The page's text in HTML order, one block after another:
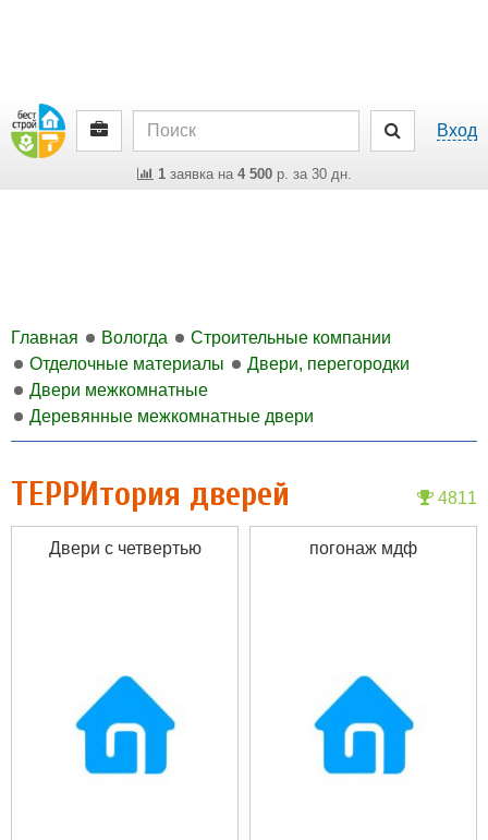
Вход
1заявка на 4 500р. за 30 дн.
Главная Вологда
Строительные компании
Отделочные материалы
Двери, перегородки
Двери межкомнатные
Деревянные межкомнатные двери
4811
ТЕРРИтория дверей
Двери с четвертью погонаж мдф